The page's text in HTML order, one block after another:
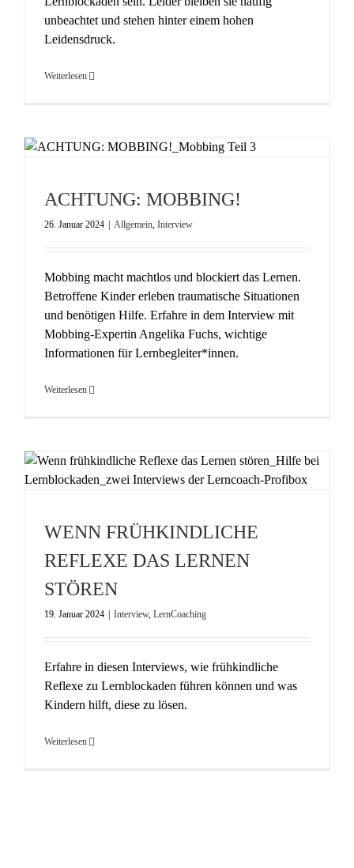
unbeachtet und stehen hinter einem hohen
Leidensdruck.
Weiterlesen
ACHTUNG: MOBBING!
26. Januar 2024 Allgemein, Interview
Mobbing macht machtlos und blockiert das Lernen.
Betroffene Kinder erleben traumatische Situationen
und benötigen Hilfe. Erfahre in dem Interview mit
Mobbing-Expertin Angelika Fuchs, wichtige
Informationen für Lernbegleiter*innen.
Weiterlesen
WENN FRÜHKINDLICHE
REFLEXE DAS LERNEN
STÖREN
19. Januar 2024 Interview, LernCoaching
Erfahre in diesen Interviews, wie frühkindliche
Reflexe zu Lernblockaden führen können und was
Kindern hilft, diese zu lösen.
Weiterlesen